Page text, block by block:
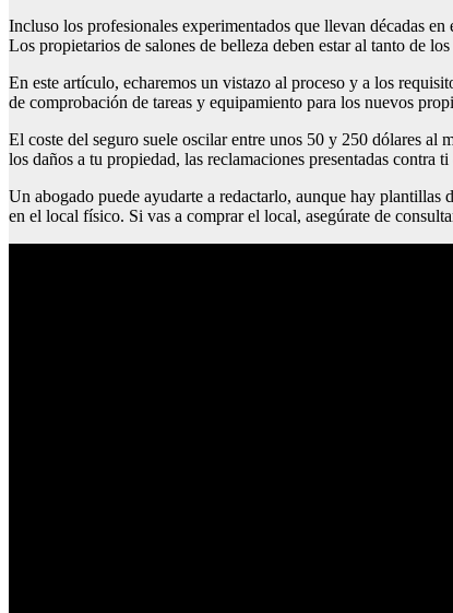
Incluso los profesionales experimentados que llevan décadas
Los propietarios de salones de belleza deben estar al tanto de
En este artículo, echaremos un vistazo al proceso y a los
de comprobación de tareas y equipamiento para los nuevos
El coste del seguro suele oscilar entre unos 50 y 250 dólares al
los daños a tu propiedad, las reclamaciones presentadas
Un abogado puede ayudarte a redactarlo, aunque hay
en el local físico. Si vas a comprar el local, asegúrate de